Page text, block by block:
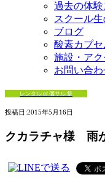
過去の体
スクール
ブログ
酸素カプセ
施設・アク
お問い合わ
レンタル or 個サル 祭
投稿日:2015年5月16日
クカラチャ様 雨